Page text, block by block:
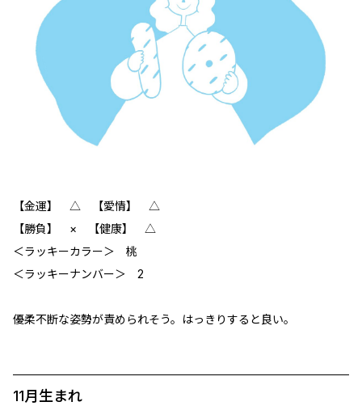
【金運】 △ 【愛情】 △
【勝負】 × 【健康】 ‪△
＜ラッキーカラー＞ 桃
＜ラッキーナンバー＞ 2
優柔不断な姿勢が責められそう。はっきりすると良い。
11月生まれ